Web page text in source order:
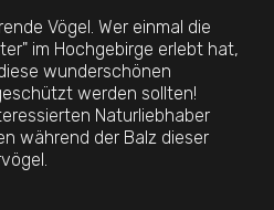
Vögel. Wer einmal die
im Hochgebirge erlebt hat,
wunderschönen
werden sollten!
Naturliebhaber
während der Balz dieser